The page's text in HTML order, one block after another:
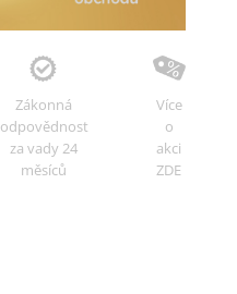
Zákonná
odpovědnost
za vady 24
měsíců
Více
o
akci
ZDE